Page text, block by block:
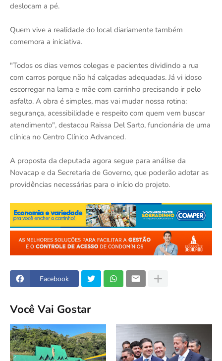
deslocam a pé.
Quem vive a realidade do local diariamente também
comemora a iniciativa.
"Todos os dias vemos colegas e pacientes dividindo a rua
com carros porque não há calçadas adequadas. Já vi idoso
escorregar na lama e mãe com carrinho precisando ir pelo
asfalto. A obra é simples, mas vai mudar nossa rotina:
segurança, acessibilidade e respeito com quem vem buscar
atendimento", destacou Raissa Del Sarto, funcionária de uma
clínica no Centro Clínico Advanced.
A proposta da deputada agora segue para análise da
Novacap e da Secretaria de Governo, que poderão adotar as
providências necessárias para o início do projeto.
Facebook
Você Vai Gostar